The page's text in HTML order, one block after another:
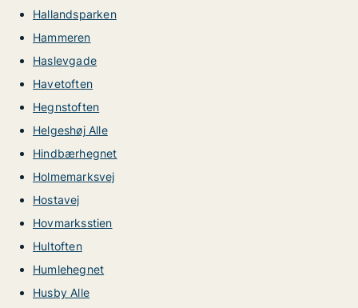
Hallandsparken
Hammeren
Haslevgade
Havetoften
Hegnstoften
Helgeshøj Alle
Hindbærhegnet
Holmemarksvej
Hostavej
Hovmarksstien
Hultoften
Humlehegnet
Husby Alle